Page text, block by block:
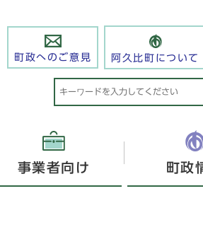
町政へのご意見 阿久比町について
事業者向け 町政